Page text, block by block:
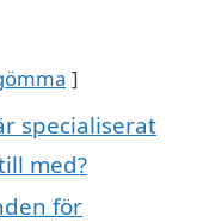
specialiserat
med?
för